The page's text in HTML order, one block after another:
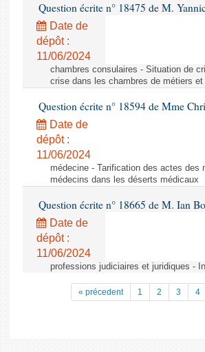
Question écrite n° 18475 de M.
Date de
dépôt :
11/06/2024
chambres consulaires - Situation de
crise dans les chambres de métiers
Question écrite n° 18594 de Mme
Date de
dépôt :
11/06/2024
médecine - Tarification des actes
médecins dans les déserts médicaux
Question écrite n° 18665 de M. Ian
Date de
dépôt :
11/06/2024
professions judiciaires et juridiques -
« précedent 1 2 3 4